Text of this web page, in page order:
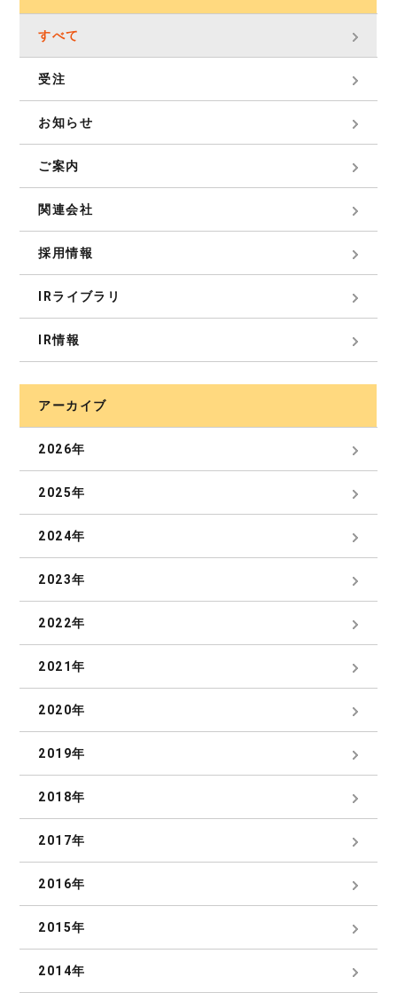
すべて
受注
お知らせ
ご案内
関連会社
採用情報
IRライブラリ
IR情報
アーカイブ
2026年
2025年
2024年
2023年
2022年
2021年
2020年
2019年
2018年
2017年
2016年
2015年
2014年